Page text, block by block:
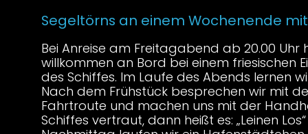
Segeltörns an einem Wochenende
Bei Anreise am Freitagabend ab 20.00 Uhr
willkommen an Bord bei einem friesischen
des Schiffes. Im Laufe des Abends lernen
Nach dem Frühstück besprechen wir mit
Fahrtroute und machen uns mit der
Schiffes vertraut, dann heißt es: „Leinen